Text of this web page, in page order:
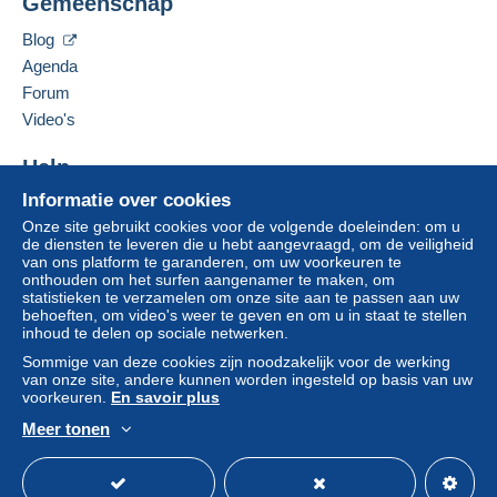
wordt door de verkoper terugbetaald aan de koper.
Een onbetaalde aankoop kan gevolgen hebben
voor de rekening van de koper.
Als de verkoopvoorwaarden van de verkoper
betalingsvoorwaarden van de website van
Delcampe, zoals gedefinieerd in de
gebruiksvoorwaarden , zijn de enige die van
toepassing zijn.
Aankopen moeten worden betaald binnen14
dagenna ontvangst van de eindafrekening van de
Garantie:
Herroepingsrecht|Retourkosten ten laste van de
koper.
Om de termijnen voor terugzending en
terugbetaling van het item te weten,raadpleegt u
Informatie over cookies
Onze site gebruikt cookies voor de volgende doeleinden: om u
de diensten te leveren die u hebt aangevraagd, om de veiligheid
van ons platform te garanderen, om uw voorkeuren te
onthouden om het surfen aangenamer te maken, om
statistieken te verzamelen om onze site aan te passen aan uw
behoeften, om video's weer te geven en om u in staat te stellen
inhoud te delen op sociale netwerken.
Sommige van deze cookies zijn noodzakelijk voor de werking
van onze site, andere kunnen worden ingesteld op basis van uw
voorkeuren. En savoir plus
Meer tonen
Blog
Agenda
Forum
Video's
Help
Hulpcentrum
Kopen op Delcampe
Verkopen op Delcampe
Een beveiligde website